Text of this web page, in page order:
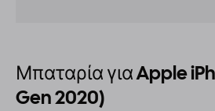
Μπαταρία για Apple
Gen 2020)